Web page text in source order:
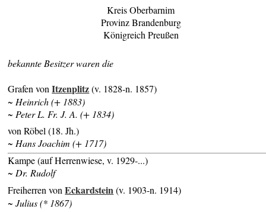
Kreis Oberbarnim
Provinz Brandenburg
Königreich Preußen
bekannte Besitzer waren die
Grafen vonItzenplitz(v. 1828-n. 1857)
~ Heinrich (+ 1883)
~ Peter L. Fr. J. A. (+ 1834)
von Röbel (18. Jh.)
~ Hans Joachim (+ 1717)
Kampe (auf Herrenwiese, v. 1929-...)
~ Dr. Rudolf
Freiherren vonEckardstein(v. 1903-n. 1914)
~ Julius (* 1867)